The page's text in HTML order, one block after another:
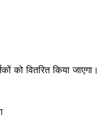
को वितरित किया जाएगा।